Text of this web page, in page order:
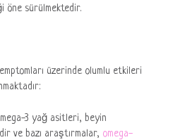
öne sürülmektedir.
üzerinde olumlu etkileri
3 yağ asitleri, beyin
ve bazı araştırmalar, omega-